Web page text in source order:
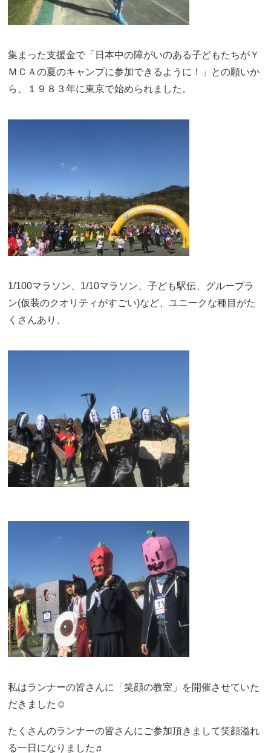
集まった支援金で「日本中の障がいのある子どもたちがＹ
ＭＣＡの夏のキャンプに参加できるように！」との願いか
ら、１９８３年に東京で始められました。
1/100マラソン、1/10マラソン、子ども駅伝、グループラ
ン(仮装のクオリティがすごい)など、ユニークな種目がた
くさんあり、
私はランナーの皆さんに「笑顔の教室」を開催させていた
だきました☺️
たくさんのランナーの皆さんにご参加頂きまして笑顔溢れ
る一日になりました♬